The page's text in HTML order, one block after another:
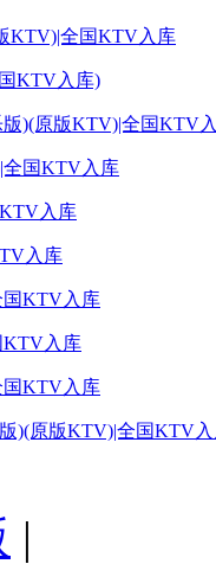
KTV)|全国KTV入库
KTV入库)
)(原版KTV)|全国KTV
全国KTV入库
入库
入库
国KTV入库
KTV入库
国KTV入库
)(原版KTV)|全国KTV
|